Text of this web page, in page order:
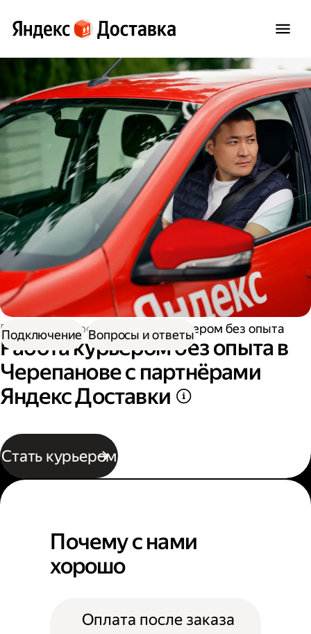
Работа курьером Работа курьером без опыта
Работа курьером без опыта в
Черепанове с партнёрами
Яндекс Доставки
Стать курьером
Подключение Вопросы и ответы
Почему с нами
хорошо
Оплата после заказа